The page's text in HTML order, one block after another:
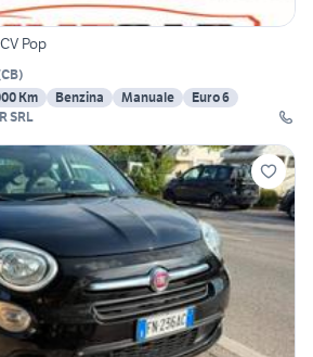
Pop
CB)
Km Benzina Manuale
Euro 6
SRL